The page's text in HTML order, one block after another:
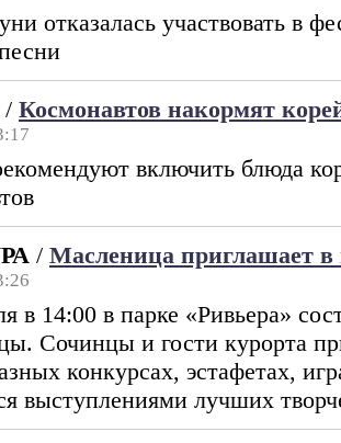
отказалась участвовать в
/ Космонавтов накормят
включить блюда
/ Масленица приглашает в
в 14:00 в парке «Ривьера»
Сочинцы и гости курорта
конкурсах, эстафетах,
выступлениями лучших